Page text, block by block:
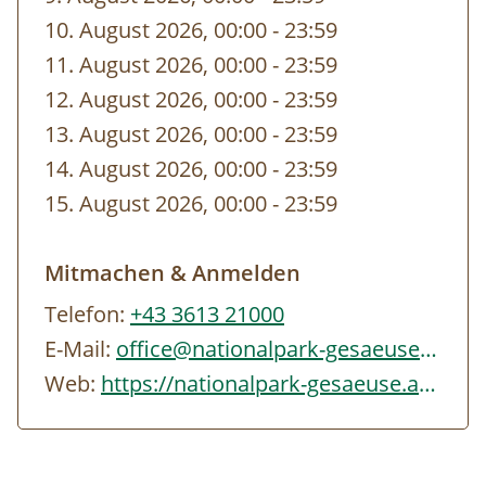
sich gerne an uns, wir vermitteln Sie weiter.
Öffentliche Verkehrsmittel
Österreiche Bundesbahn: www.oebb.at
Verbundlinie Auskunft:www.verbundlinie.at
Reisen Sie zu unseren Veranstaltungen,
Verkehrsmitteln an oder benützen Sie im
Sommerhalbjahr dasGesäuse Sammeltaxi
(+43 3613 21000 99). Die Parkplätze im
Nationalpark Gesäuse sind kostenpflichtig
(Tagesticket € 6,00). Nähere Informationen
10. August 2026, 00:00- bis
23:59
11. August 2026, 00:00- bis
23:59
12. August 2026, 00:00- bis
23:59
13. August 2026, 00:00- bis
23:59
14. August 2026, 00:00- bis
23:59
15. August 2026, 00:00- bis
23:59
Mitmachen & Anmelden
Telefon: +43 3613 21000
E-Mail:
office@nationalpark-gesaeuse.at
Web:
https://nationalpark-gesaeuse.at/nationalpark-erleben/kalender/veranstaltungen/…